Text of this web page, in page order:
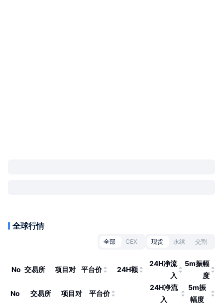
全球行情
全部 CEX 现货 永续 交割
No 交易所 项目对 平台价 24H额
24H净流
入
5m振幅
度
No 交易所 项目对 平台价
24H净流
入
5m振
幅度